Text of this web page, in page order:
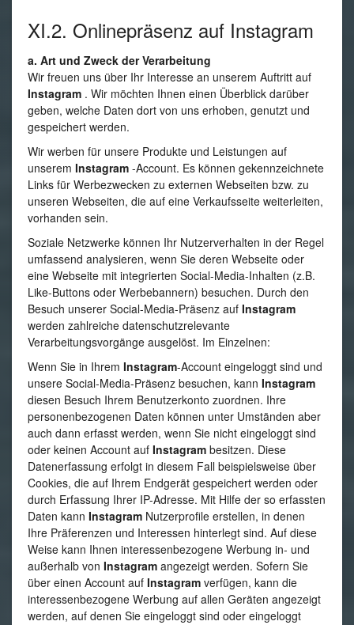
XI.2. Onlinepräsenz auf Instagram
a. Art und Zweck der Verarbeitung
Wir freuen uns über Ihr Interesse an unserem Auftritt auf
Instagram . Wir möchten Ihnen einen Überblick darüber
geben, welche Daten dort von uns erhoben, genutzt und
gespeichert werden.
Wir werben für unsere Produkte und Leistungen auf
unserem Instagram -Account. Es können gekennzeichnete
Links für Werbezwecken zu externen Webseiten bzw. zu
unseren Webseiten, die auf eine Verkaufsseite weiterleiten,
vorhanden sein.
Soziale Netzwerke können Ihr Nutzerverhalten in der Regel
umfassend analysieren, wenn Sie deren Webseite oder
eine Webseite mit integrierten Social-Media-Inhalten (z.B.
Like-Buttons oder Werbebannern) besuchen. Durch den
Besuch unserer Social-Media-Präsenz auf Instagram
werden zahlreiche datenschutzrelevante
Verarbeitungsvorgänge ausgelöst. Im Einzelnen:
Wenn Sie in Ihrem Instagram-Account eingeloggt sind und
unsere Social-Media-Präsenz besuchen, kann Instagram
diesen Besuch Ihrem Benutzerkonto zuordnen. Ihre
personenbezogenen Daten können unter Umständen aber
auch dann erfasst werden, wenn Sie nicht eingeloggt sind
oder keinen Account auf Instagram besitzen. Diese
Datenerfassung erfolgt in diesem Fall beispielsweise über
Cookies, die auf Ihrem Endgerät gespeichert werden oder
durch Erfassung Ihrer IP-Adresse. Mit Hilfe der so erfassten
Daten kann Instagram Nutzerprofile erstellen, in denen
Ihre Präferenzen und Interessen hinterlegt sind. Auf diese
Weise kann Ihnen interessenbezogene Werbung in- und
außerhalb von Instagram angezeigt werden. Sofern Sie
über einen Account auf Instagram verfügen, kann die
interessenbezogene Werbung auf allen Geräten angezeigt
werden, auf denen Sie eingeloggt sind oder eingeloggt